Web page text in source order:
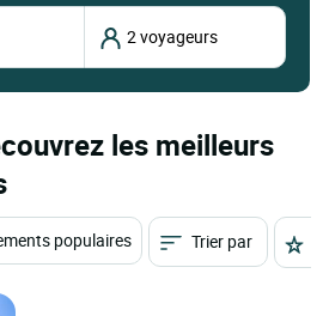
les meilleurs
populaires Trier par